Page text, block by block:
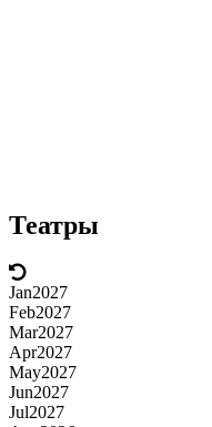
Театры
Jan2027
Feb2027
Mar2027
Apr2027
May2027
Jun2027
Jul2027